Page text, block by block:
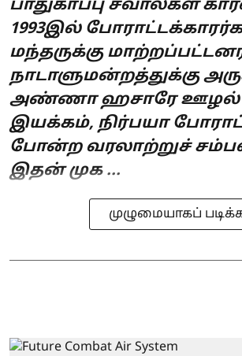
பாதுகாப்பு சவால்கள்
1993இல்
மந்தருக்கு
நாடாளுமன்றத்துக்கு
அண்ணா ஹசாரே ஊழல்
இயக்கம், நிர்பயா
போன்ற வரலாற்றுச்
இதன் முக ...
முழுமையாகப்